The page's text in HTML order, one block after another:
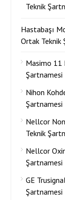
Teknik
Hastabaşı
Ortak Teknik
Masimo 11
Şartnamesi
Nihon
Şartnamesi
Nellcor
Teknik
Nellcor
Şartnamesi
GE
Şartnamesi